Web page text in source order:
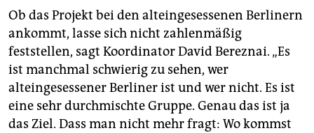
Ob das Projekt bei den alteingesessenen Berlinern
ankommt, lasse sich nicht zahlenmäßig
feststellen, sagt Koordinator David Bereznai. „Es
ist manchmal schwierig zu sehen, wer
alteingesessener Berliner ist und wer nicht. Es ist
eine sehr durchmischte Gruppe. Genau das ist ja
das Ziel. Dass man nicht mehr fragt: Wo kommst